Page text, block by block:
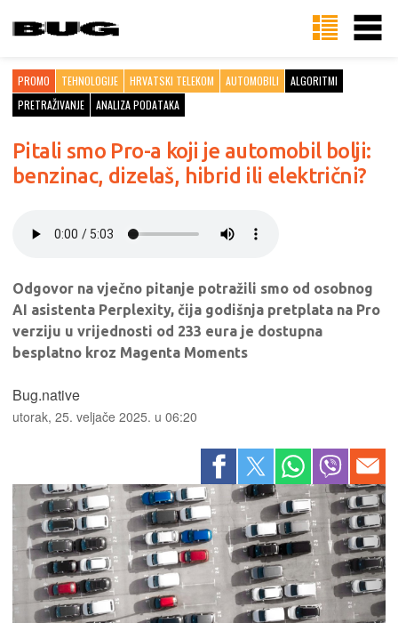
PROMO TEHNOLOGIJE HRVATSKI TELEKOM AUTOMOBILI
ALGORITMI
PRETRAŽIVANJE
ANALIZA PODATAKA
Pitali smo Pro-a koji je automobil bolji:
benzinac, dizelaš, hibrid ili električni?
Odgovor na vječno pitanje potražili smo od osobnog
AI asistenta Perplexity, čija godišnja pretplata na Pro
verziju u vrijednosti od 233 eura je dostupna
besplatno kroz Magenta Moments
Bug.native
utorak, 25. veljače 2025. u 06:20